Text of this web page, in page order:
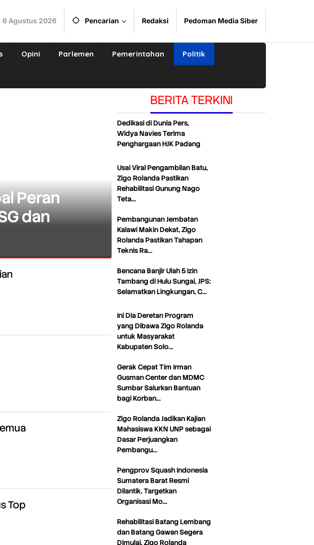
6 Agustus 2026 Pencarian Redaksi Pedoman Media Siber
Opini Parlemen Pemerintahan Politik
Peran
dan
Top
BERITA TERKINI
Dedikasi di Dunia Pers,
Widya Navies Terima
Penghargaan HJK Padang
Usai Viral Pengambilan Batu,
Zigo Rolanda Pastikan
Rehabilitasi Gunung Nago
Teta…
Pembangunan Jembatan
Kalawi Makin Dekat, Zigo
Rolanda Pastikan Tahapan
Teknis Ra…
Bencana Banjir Ulah 5 Izin
Tambang di Hulu Sungai, JPS:
Selamatkan Lingkungan, C…
Ini Dia Deretan Program
yang Dibawa Zigo Rolanda
untuk Masyarakat
Kabupaten Solo…
Gerak Cepat Tim Irman
Gusman Center dan MDMC
Sumbar Salurkan Bantuan
bagi Korban…
Zigo Rolanda Jadikan Kajian
Mahasiswa KKN UNP sebagai
Dasar Perjuangkan
Pembangu…
Pengprov Squash Indonesia
Sumatera Barat Resmi
Dilantik, Targetkan
Organisasi Mo…
Rehabilitasi Batang Lembang
dan Batang Gawan Segera
Dimulai, Zigo Rolanda